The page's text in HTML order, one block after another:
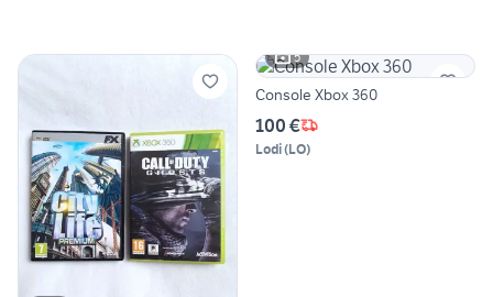
5
Console Xbox 360
100 €
Lodi(LO)